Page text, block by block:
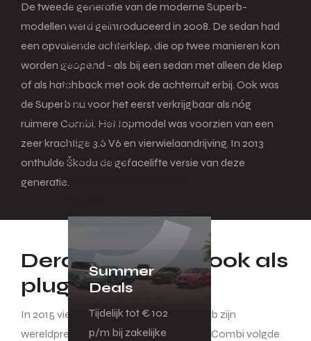
Fleetsales
Shortlease
Mobiliteitsvormen
Menu
Terug
Lease a Bike
Shuttel
Poolbeheer
De mobiliteit voor morgen
Summer
Deals
Tijdelijk tot € 102
p/m bij zakelijke
De tweede generatie van de moderne Superb-
modellen werd geïntroduceerd in 2008. De sedan had
een opvallende achterklep, die op twee manieren kon
worden geopend - als bij een sedan met alleen de klep
of als hatchback met ook de achterruit erbij. Ook was
de Superb nu voor het eerst verkrijgbaar als nóg
ruimere Combi. Het topmodel was voorzien van een
zeer krachtige 3.6 V6 en vierwielaandrijving. In 2013
onthulde Škoda de gefacelifte versie van deze
generatie.
Derde generatie ook als
plug-in hybride
In 2015 vierde de derde generatie Superb zijn
wereldpremière in Praag. De praktische Combi volgde